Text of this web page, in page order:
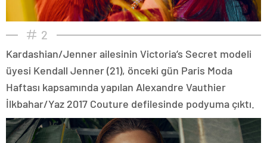
2
Kardashian/Jenner ailesinin Victoria’s Secret modeli
üyesi Kendall Jenner (21), önceki gün Paris Moda
Haftası kapsamında yapılan Alexandre Vauthier
İlkbahar/Yaz 2017 Couture defilesinde podyuma çıktı.